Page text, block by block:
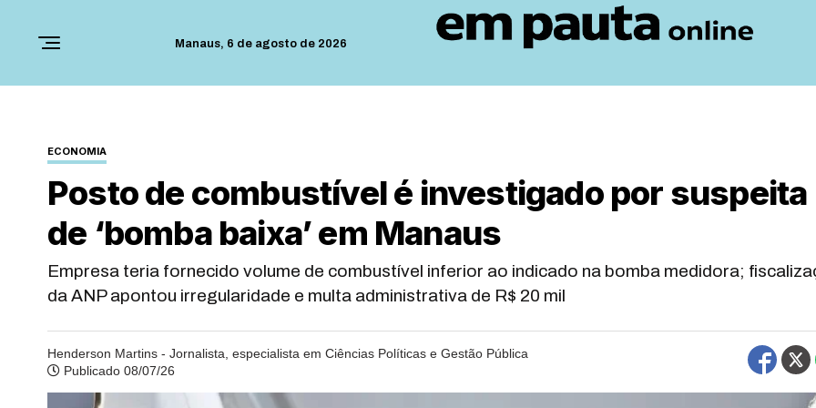
Manaus, 6 de agosto de 2026
ECONOMIA
Posto de combustível é investigado por suspeita
de ‘bomba baixa’ em Manaus
Empresa teria fornecido volume de combustível inferior ao indicado na bomba medidora;
da ANP apontou irregularidade e multa administrativa de R$ 20 mil
Henderson Martins - Jornalista, especialista em Ciências Políticas e Gestão Pública
Publicado 08/07/26